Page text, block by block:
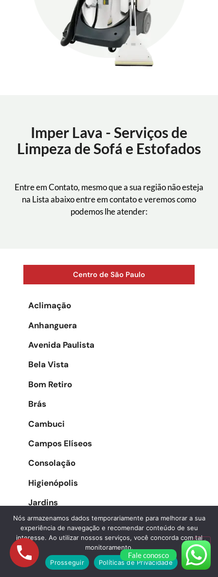
Imper Lava - Serviços de
Limpeza de Sofá e Estofados
Entre em Contato, mesmo que a sua região não esteja
na Lista abaixo entre em contato e veremos como
podemos lhe atender:
Centro de São Paulo
Aclimação
Anhanguera
Avenida Paulista
Bela Vista
Bom Retiro
Brás
Cambuci
Campos Elíseos
Consolação
Higienópolis
Jardins
Liberdade
Pacaembu
Pari
Fale conosco
Nós armazenamos dados temporariamente para melhorar a sua
experiência de navegação e recomendar conteúdo de seu
interesse. Ao utilizar nossos serviços, você concorda com tal
monitoramento.
Prosseguir
Políticas de Privacidade